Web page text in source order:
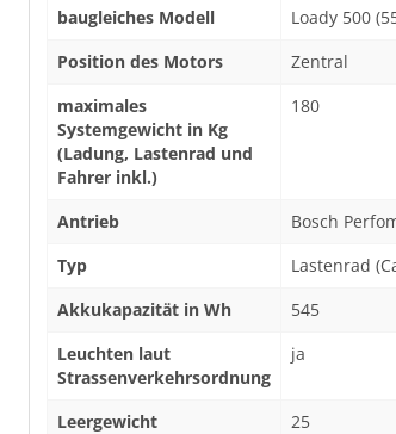
baugleiches Modell
Loady 500
Position des Motors
Zentral
maximales
Systemgewicht in Kg
(Ladung, Lastenrad und
Fahrer inkl.)
180
Antrieb
Bosch
Typ
Lastenrad
Akkukapazität in Wh
545
Leuchten laut
Strassenverkehrsordnung
ja
Leergewicht
25